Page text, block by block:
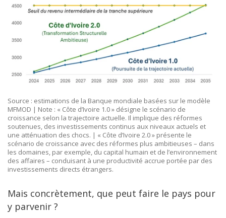
Source : estimations de la Banque mondiale basées sur le modèle
MFMOD | Note : « Côte d’Ivoire 1.0 » désigne le scénario de
croissance selon la trajectoire actuelle. Il implique des réformes
soutenues, des investissements continus aux niveaux actuels et
une atténuation des chocs. | « Côte d’Ivoire 2.0 » présente le
scénario de croissance avec des réformes plus ambitieuses – dans
les domaines, par exemple, du capital humain et de l’environnement
des affaires – conduisant à une productivité accrue portée par des
investissements directs étrangers.
Mais concrètement, que peut faire le pays pour
y parvenir ?